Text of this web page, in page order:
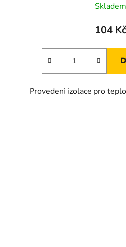
Skladem
104 Kč
Provedení izolace pro